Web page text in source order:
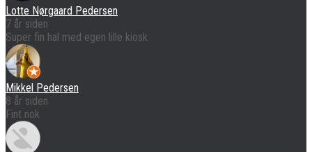
Lotte Nørgaard Pedersen
7 år siden
Super fin hal med egen lille kiosk
Mikkel Pedersen
8 år siden
Fint nok